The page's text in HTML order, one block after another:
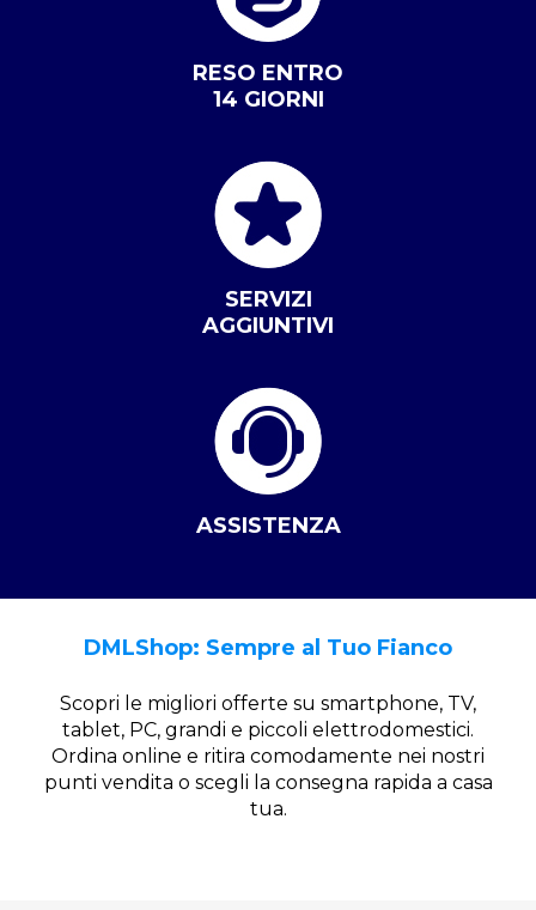
RESO ENTRO
14 GIORNI
SERVIZI
AGGIUNTIVI
ASSISTENZA
DMLShop: Sempre al Tuo Fianco
Scopri le migliori offerte su smartphone, TV,
tablet, PC, grandi e piccoli elettrodomestici.
Ordina online e ritira comodamente nei nostri
punti vendita o scegli la consegna rapida a casa
tua.